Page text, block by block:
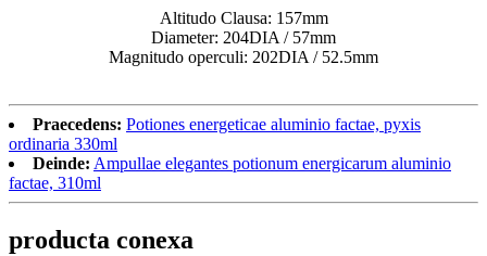
Altitudo Clausa: 157mm
Diameter: 204DIA / 57mm
Magnitudo operculi: 202DIA / 52.5mm
Praecedens: Potiones energeticae aluminio factae, pyxis
ordinaria 330ml
Deinde: Ampullae elegantes potionum energicarum aluminio
factae, 310ml
producta conexa